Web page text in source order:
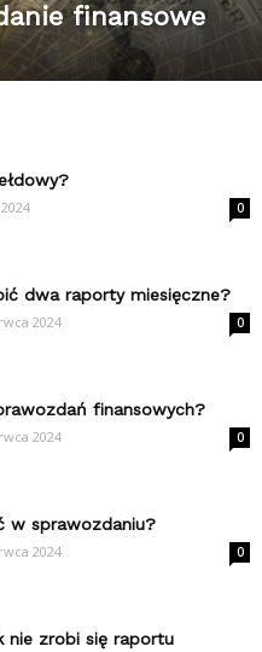
finansowe
0
dwa raporty miesięczne?
2024 0
finansowych?
2024 0
w sprawozdaniu?
2024 0
nie zrobi się raportu